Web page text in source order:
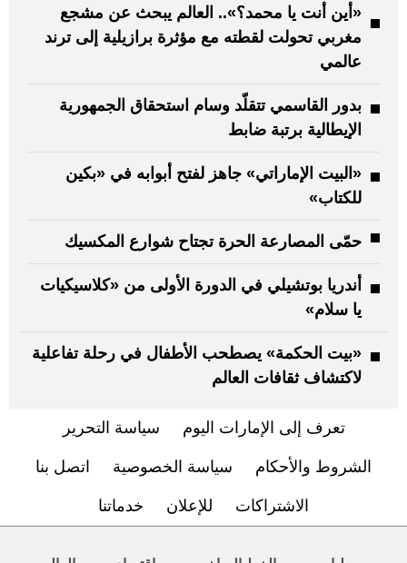
«أين أنت يا محمد؟».. العالم يبحث عن مشجع
مغربي تحولت لقطته مع مؤثرة برازيلية إلى ترند
عالمي
بدور القاسمي تتقلّد وسام استحقاق الجمهورية
الإيطالية برتبة ضابط
«البيت الإماراتي» جاهز لفتح أبوابه في «بكين
للكتاب»
حمّى المصارعة الحرة تجتاح شوارع المكسيك
أندريا بوتشيلي في الدورة الأولى من «كلاسيكيات
يا سلام»
«بيت الحكمة» يصطحب الأطفال في رحلة تفاعلية
لاكتشاف ثقافات العالم
تعرف إلى الإمارات اليوم سياسة التحرير
الشروط والأحكام سياسة الخصوصية اتصل بنا
الاشتراكات للإعلان خدماتنا